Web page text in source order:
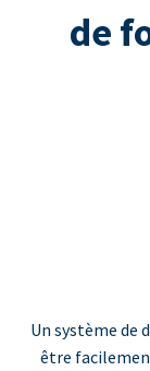
de
Un système de
être